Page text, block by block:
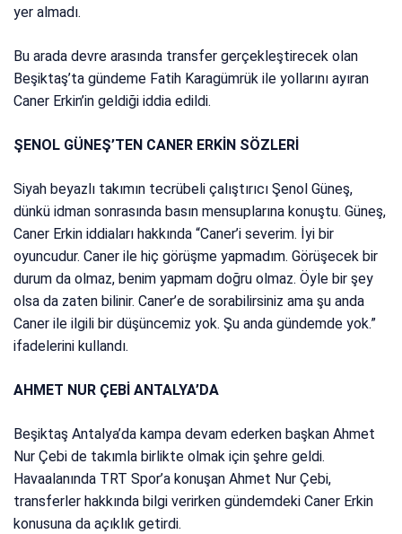
yer almadı.
Bu arada devre arasında transfer gerçekleştirecek olan
Beşiktaş’ta gündeme Fatih Karagümrük ile yollarını ayıran
Caner Erkin’in geldiği iddia edildi.
ŞENOL GÜNEŞ’TEN CANER ERKİN SÖZLERİ
Siyah beyazlı takımın tecrübeli çalıştırıcı Şenol Güneş,
dünkü idman sonrasında basın mensuplarına konuştu. Güneş,
Caner Erkin iddiaları hakkında “Caner’i severim. İyi bir
oyuncudur. Caner ile hiç görüşme yapmadım. Görüşecek bir
durum da olmaz, benim yapmam doğru olmaz. Öyle bir şey
olsa da zaten bilinir. Caner’e de sorabilirsiniz ama şu anda
Caner ile ilgili bir düşüncemiz yok. Şu anda gündemde yok.”
ifadelerini kullandı.
AHMET NUR ÇEBİ ANTALYA’DA
Beşiktaş Antalya’da kampa devam ederken başkan Ahmet
Nur Çebi de takımla birlikte olmak için şehre geldi.
Havaalanında TRT Spor’a konuşan Ahmet Nur Çebi,
transferler hakkında bilgi verirken gündemdeki Caner Erkin
konusuna da açıklık getirdi.